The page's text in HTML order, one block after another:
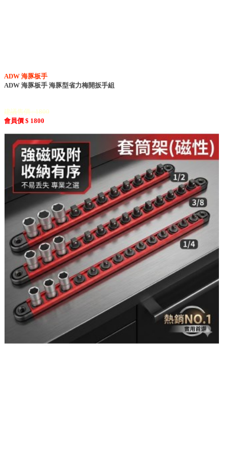
ADW 海豚板手
ADW 海豚板手 海豚型省力梅開扳手組
建議售價 : 1800
會員價 $ 1800